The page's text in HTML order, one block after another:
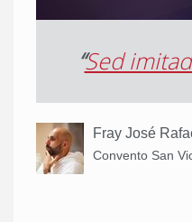
“Sed
Fray José
Convento San